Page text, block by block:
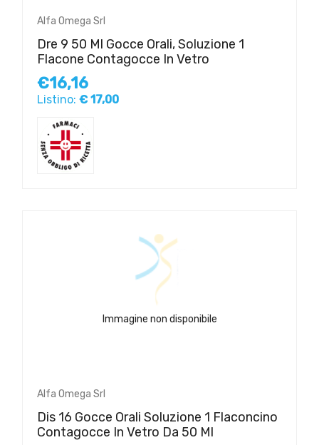
Alfa Omega Srl
Dre 9 50 Ml Gocce Orali, Soluzione 1
Flacone Contagocce In Vetro
€16,16
Listino: € 17,00
Immagine non disponibile
Alfa Omega Srl
Dis 16 Gocce Orali Soluzione 1 Flaconcino
Contagocce In Vetro Da 50 Ml